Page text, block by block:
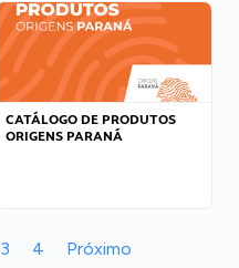
CATÁLOGO DE PRODUTOS
ORIGENS PARANÁ
3 4 Próximo